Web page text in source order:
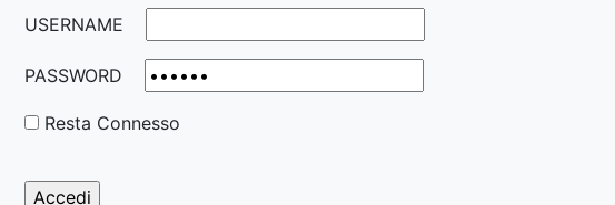
USERNAME
PASSWORD
Resta Connesso